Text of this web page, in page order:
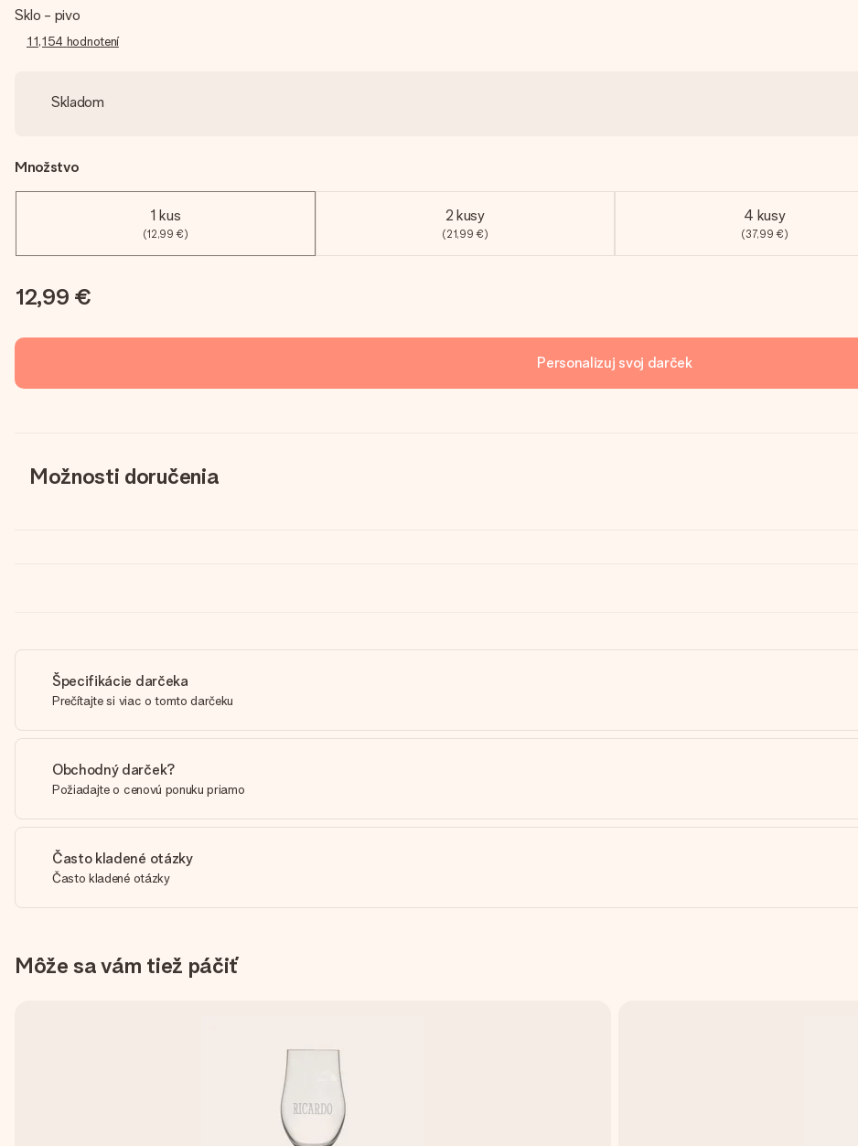
Sklo - pivo
11,154 hodnotení
Skladom
Množstvo
1 kus
(12,99 €)
2 kusy
(21,99 €)
4 kusy
(37,99 €)
12,99 €
Personalizuj svoj darček
Možnosti doručenia
Špecifikácie darčeka
Prečítajte si viac o tomto darčeku
Obchodný darček?
Požiadajte o cenovú ponuku priamo
Často kladené otázky
Často kladené otázky
Môže sa vám tiež páčiť